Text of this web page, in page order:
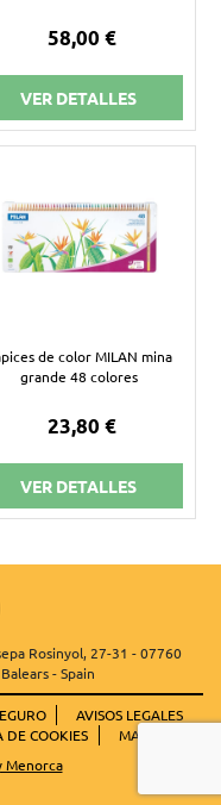
58,00 €
VER DETALLES
de color MILAN mina
grande 48 colores
23,80 €
VER DETALLES
Rosinyol, 27-31 - 07760
- Spain
AVISOS LEGALES
DE COOKIES
MAPA WEB
Menorca